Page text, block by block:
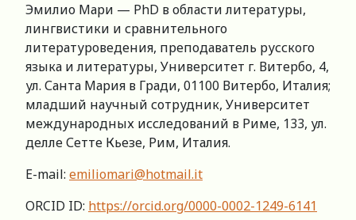
Эмилио Мари — PhD в области литературы,
лингвистики и сравнительного
литературоведения, преподаватель русского
языка и литературы, Университет г. Витербо, 4,
ул. Санта Мария в Гради, 01100 Витербо, Италия;
младший научный сотрудник, Университет
международных исследований в Риме, 133, ул.
делле Сетте Кьезе, Рим, Италия.
E-mail: emiliomari@hotmail.it
ORCID ID: https://orcid.org/0000-0002-1249-6141